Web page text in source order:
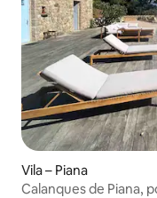
Vila – Piana
Calanques de Piana,